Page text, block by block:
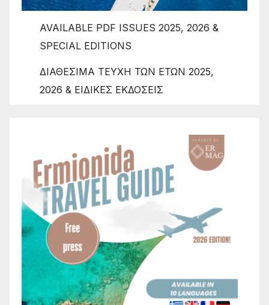
AVAILABLE PDF ISSUES 2025, 2026 &
SPECIAL EDITIONS
ΔΙΑΘΕΣΙΜΑ ΤΕΥΧΗ ΤΩΝ ΕΤΩΝ 2025,
2026 & ΕΙΔΙΚΕΣ ΕΚΔΟΣΕΙΣ